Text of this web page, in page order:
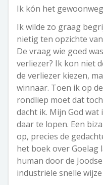
Ik kón het
Ik wilde zo graag
nietig ten opzichte
De vraag wie goed
verliezer? Ik kon niet
de verliezer kiezen,
winnaar. Toen ik op
rondliep moet dat
dacht ik. Mijn God
daar te lopen. Een
op, precies de
het boek over Goelag
human door de
industriële snelle